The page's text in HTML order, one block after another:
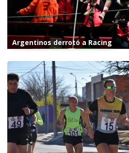
Argentinos derrotó a Racing